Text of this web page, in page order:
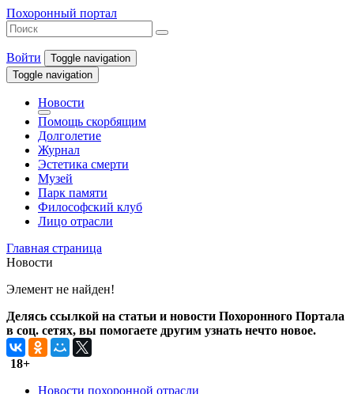
Похоронный портал
Войти
Toggle navigation
Toggle navigation
Новости
Помощь скорбящим
Долголетие
Журнал
Эстетика смерти
Музей
Парк памяти
Философский клуб
Лицо отрасли
Главная страница
Новости
Элемент не найден!
Делясь ссылкой на статьи и новости Похоронного Портала
в соц. сетях, вы помогаете другим узнать нечто новое.
18+
Новости похоронной отрасли